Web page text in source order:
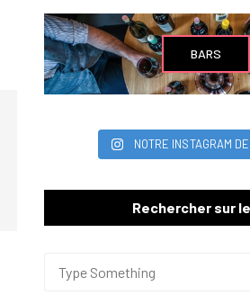
BARS
NOTRE INSTAGRAM
Rechercher sur